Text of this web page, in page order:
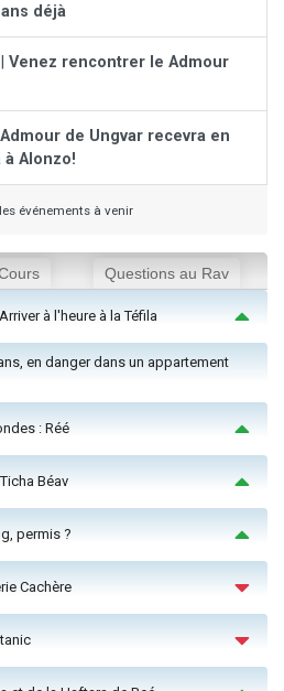
déjà
Venez rencontrer le Admour
Admour de Ungvar recevra en
à Alonzo!
événements à venir
Questions au Rav
à l'heure à la Téfila
en danger dans un appartement
: Réé
Béav
permis ?
Cachère